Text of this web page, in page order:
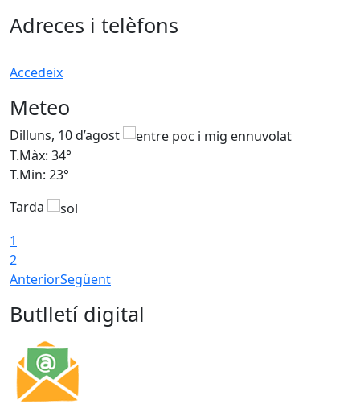
Adreces i telèfons
Accedeix
Meteo
Dilluns, 10 d’agost
T.Màx: 34°
T.Min: 23°
Tarda
1
2
AnteriorSegüent
Butlletí digital